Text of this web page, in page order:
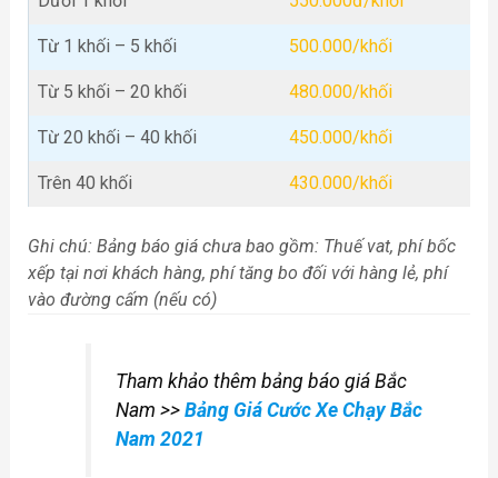
Từ 1 khối – 5 khối 500.000/khối
Từ 5 khối – 20 khối 480.000/khối
Từ 20 khối – 40 khối 450.000/khối
Trên 40 khối 430.000/khối
Ghi chú: Bảng báo giá chưa bao gồm: Thuế vat, phí bốc
xếp tại nơi khách hàng, phí tăng bo đối với hàng lẻ, phí
vào đường cấm (nếu có)
Tham khảo thêm bảng báo giá Bắc
Nam >> Bảng Giá Cước Xe Chạy Bắc
Nam 2021